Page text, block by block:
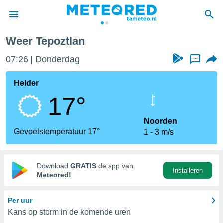
door
verstrekte
hoge
hebt de
voor
op basis
Weer Tepoztlan
07:26 Donderdag ...
Helder
17°
Gevoelstemperatuur 17°
Noorden
1
3 m/s
Download GRATIS de app van
Meteored!
Installeren
Per uur
Kans op storm in de komende uren